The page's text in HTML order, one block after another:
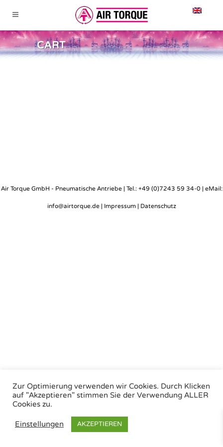
CART
Air Torque GmbH - Pneumatische Antriebe | Tel.: +49 (0)7243 59 34-0 | eMail:
info@airtorque.de | Impressum| Datenschutz
Zur Optimierung verwenden wir Cookies. Durch Klicken
auf "Akzeptieren" stimmen Sie der Verwendung ALLER
Cookies zu.
Einstellungen AKZEPTIEREN